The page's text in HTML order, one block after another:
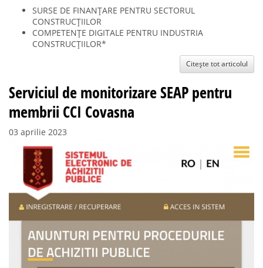
SURSE DE FINANȚARE PENTRU SECTORUL
CONSTRUCȚIILOR
COMPETENȚE DIGITALE PENTRU INDUSTRIA
CONSTRUCȚIILOR*
Citește tot articolul
Serviciul de monitorizare SEAP pentru
membrii CCI Covasna
03 aprilie 2023